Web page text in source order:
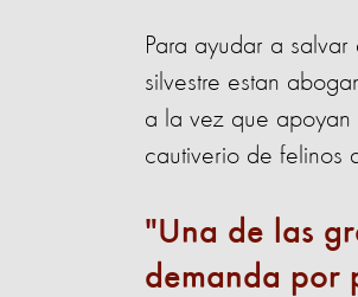
Para ayudar a
silvestre estan
a la vez que apoyan
cautiverio de felinos
Una de las
demanda por